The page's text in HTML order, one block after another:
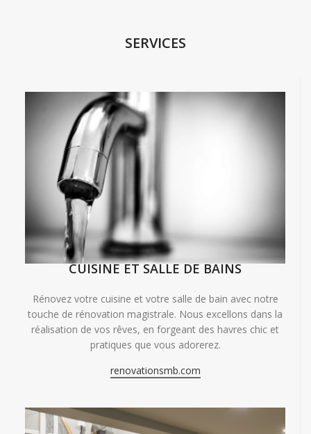
SERVICES
CUISINE ET SALLE DE BAINS
Rénovez votre cuisine et votre salle de bain avec notre
touche de rénovation magistrale. Nous excellons dans la
réalisation de vos rêves, en forgeant des havres chic et
pratiques que vous adorerez.
renovationsmb.com